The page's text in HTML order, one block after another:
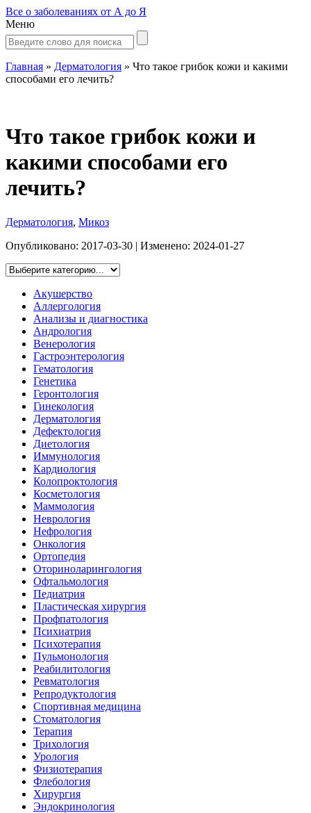
Все о заболеваниях от А до Я
Меню
Главная » Дерматология » Что такое грибок кожи и какими
способами его лечить?
Что такое грибок кожи и
какими способами его
лечить?
Дерматология, Микоз
Опубликовано: 2017-03-30 | Изменено: 2024-01-27
Акушерство
Аллергология
Анализы и диагностика
Андрология
Венерология
Гастроэнтерология
Гематология
Генетика
Геронтология
Гинекология
Дерматология
Дефектология
Диетология
Иммунология
Кардиология
Колопроктология
Косметология
Маммология
Неврология
Нефрология
Онкология
Ортопедия
Оториноларингология
Офтальмология
Педиатрия
Пластическая хирургия
Профпатология
Психиатрия
Психотерапия
Пульмонология
Реабилитология
Ревматология
Репродуктология
Спортивная медицина
Стоматология
Терапия
Трихология
Урология
Физиотерапия
Флебология
Хирургия
Эндокринология